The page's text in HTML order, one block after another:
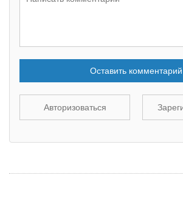
Оставить комментарий
Авторизоваться